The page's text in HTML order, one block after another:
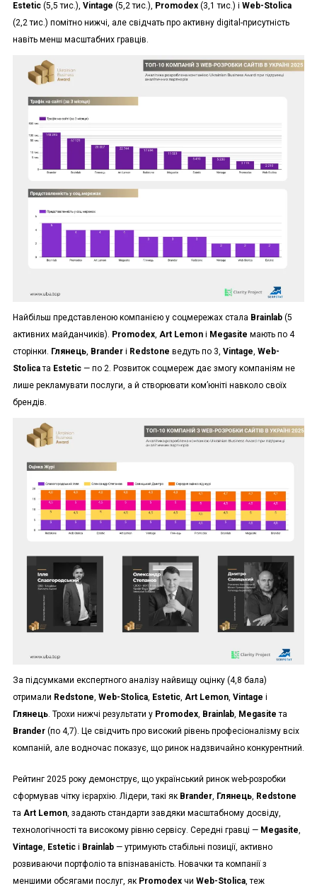
Estetic(5,5 тис.), Vintage (5,2 тис.), Promodex(3,1 тис.) і Web-Stolica
(2,2 тис.) помітно нижчі, але свідчать про активну digital-присутність
навіть менш масштабних гравців.
Найбільш представленою компанією у соцмережах стала Brainlab(5
активних майданчиків). Promodex, Art Lemonі Megasite мають по 4
сторінки. Глянець, Branderі Redstone ведуть по 3, Vintage, Web-
Stolicaта Estetic— по 2. Розвиток соцмереж дає змогу компаніям не
лише рекламувати послуги, а й створювати ком’юніті навколо своїх
брендів.
За підсумками експертного аналізу найвищу оцінку (4,8 бала)
отримали Redstone Web-Stolica, Estetic, Art Lemon, Vintage і
Глянець. Трохи нижчі результати у Promodex, Brainlab, Megasite та
Brander(по 4,7). Це свідчить про високий рівень професіоналізму всіх
компаній, але водночас показує, що ринок надзвичайно конкурентний.
Рейтинг 2025 року демонструє, що український ринок web-розробки
сформував чітку ієрархію. Лідери, такі як Brander, Глянець, Redstone
та Art Lemon, задають стандарти завдяки масштабному досвіду,
технологічності та високому рівню сервісу. Середні гравці — Megasite
Vintage Esteticі Brainlab— утримують стабільні позиції, активно
розвиваючи портфоліо та впізнаваність. Новачки та компанії з
меншими обсягами послуг, як Promodexчи Web-Stolica, теж